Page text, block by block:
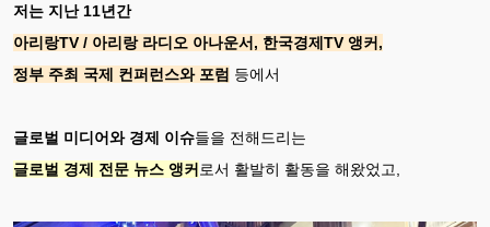
저는 지난 11년간
아리랑TV / 아리랑 라디오 아나운서, 한국경제TV 앵커,
정부 주최 국제 컨퍼런스와 포럼 등에서
글로벌 미디어와 경제 이슈들을 전해드리는
글로벌 경제 전문 뉴스 앵커로서 활발히 활동을 해왔었고,